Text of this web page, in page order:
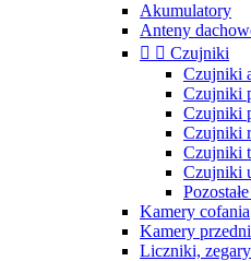
Akumulatory
Anteny
  Czujniki
Czujniki
Czujniki
Czujniki
Czujniki
Czujniki
Czujniki
Kamery cofania
Kamery
Liczniki, zegary